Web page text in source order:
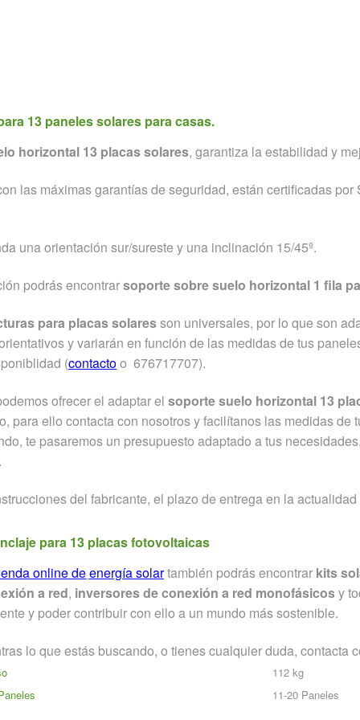
13 paneles solares para casas.
horizontal 13 placas solares, garantiza la estabilidad y
las máximas garantías de seguridad, están certificadas
una orientación sur/sureste y una inclinación 15/45º.
podrás encontrarsoporte sobre suelo horizontal 1 fila
para placas solaresson universales, por lo que son
y variarán en función de las medidas de tus
(contactoo 676717707).
ofrecer el adaptar el soporte suelo horizontal 13
para ello contacta con nosotros y facilítanos las medidas
te pasaremos un presupuesto adaptado a tus
del fabricante, el plazo de entrega en la
para 13 placas fotovoltaicas
online deenergía solartambién podrás encontrar kits
a red, inversores de conexión a red monofásicosy
y poder contribuir con ello a un mundo más sostenible.
lo que estás buscando, o tienes cualquier duda, contacta
112 kg
11-20 Paneles